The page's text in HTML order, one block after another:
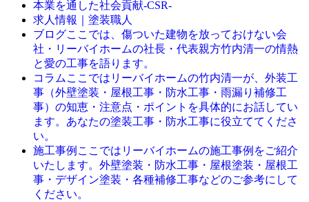
本業を通した社会貢献-CSR-
求人情報｜塗装職人
ブログここでは、傷ついた建物を放っておけない会
社・リーバイホームの社長・代表親方竹内清一の情熱
と愛の工事を語ります。
コラム ここではリーバイホームの竹内清一が、外装工
事（外壁塗装・屋根工事・防水工事・雨漏り補修工
事）の知恵・注意点・ポイントを具体的にお話してい
ます。あなたの塗装工事・防水工事に役立ててくださ
い。
施工事例 ここではリーバイホームの施工事例をご紹介
いたします。外壁塗装・防水工事・屋根塗装・屋根工
事・デザイン塗装・各種補修工事などのご参考にして
ください。